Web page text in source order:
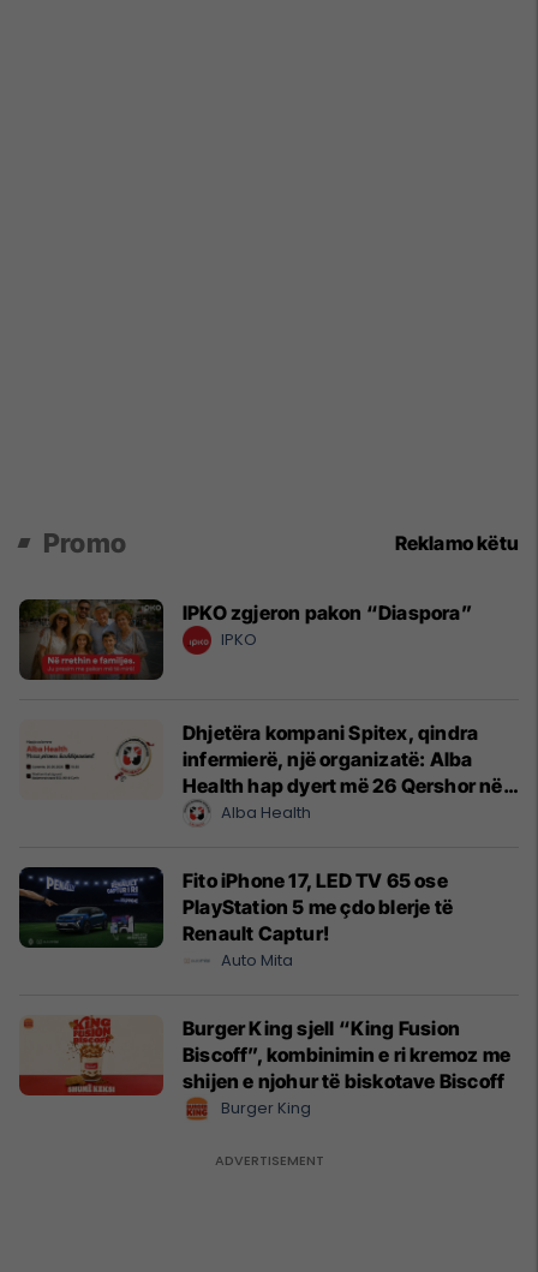
Promo Reklamo këtu
IPKO zgjeron pakon “Diaspora”
IPKO
Dhjetëra kompani Spitex, qindra
infermierë, një organizatë: Alba
Health hap dyert më 26 Qershor në
CyrihAlba Health
Fito iPhone 17, LED TV 65 ose
PlayStation 5 me çdo blerje të
Renault Captur!
Auto Mita
Burger King sjell “King Fusion
Biscoff”, kombinimin e ri kremoz me
shijen e njohur të biskotave Biscoff
Burger King